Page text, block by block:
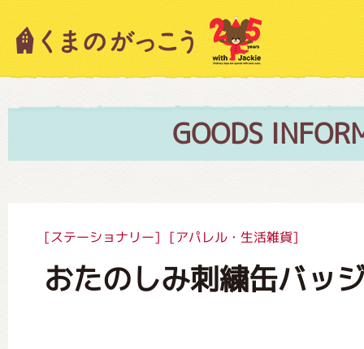
GOODS
[ステーショナリー] [アパレル・生活雑貨]
おたのしみ刺繍缶バッ
キャラクター紹介
絵本・作家紹介